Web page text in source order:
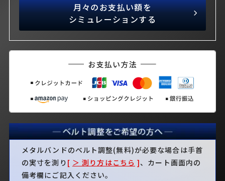
月々のお支払い額を
シミュレーションする
メタルバンドのベルト調整(無料)が必要な場合は手首
の実寸を測り [ ＞ 測り方はこちら ]、カート画面内の
備考欄にご記入ください。